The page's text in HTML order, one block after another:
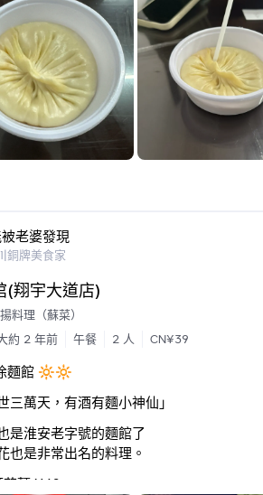
下去，用力吸幾口，就是湯包味呀....
的都知道，小當家的大湯包是裝入一頭
也。。。 湯包裡面的絞肉呢？啥也沒有
的廚房也是開放式廚房，至少乾淨。
他菜品很好吃，因為一直有人進來，只
，真的只能給2分。。。 囧rz
老婆發現
銅牌美食家
(翔宇大道店)
料理（蘇菜）
約 2 年前
午餐 2 人 CN¥39
麵館 🔆🔆
三萬天，有酒有麵小神仙」
是淮安老字號的麵館了
也是非常出名的料理。
花麵 ¥48